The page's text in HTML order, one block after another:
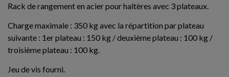
Rack de rangement en acier pour haltères avec 3 plateaux.
Charge maximale : 350 kg avec la répartition par plateau
suivante : 1er plateau : 150 kg / deuxième plateau : 100 kg /
troisième plateau : 100 kg.
Jeu de vis fourni.